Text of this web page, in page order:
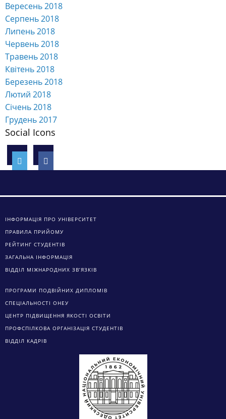
Вересень 2018
Серпень 2018
Липень 2018
Червень 2018
Травень 2018
Квітень 2018
Березень 2018
Лютий 2018
Січень 2018
Грудень 2017
Social Icons
ІНФОРМАЦІЯ ПРО УНІВЕРСИТЕТ
ПРАВИЛА ПРИЙОМУ
РЕЙТИНГ СТУДЕНТІВ
ЗАГАЛЬНА ІНФОРМАЦІЯ
ВІДДІЛ МІЖНАРОДНИХ ЗВ’ЯЗКІВ
ПРОГРАМИ ПОДВІЙНИХ ДИПЛОМІВ
СПЕЦІАЛЬНОСТІ ОНЕУ
ЦЕНТР ПІДВИЩЕННЯ ЯКОСТІ ОСВІТИ
ПРОФСПІЛКОВА ОРГАНІЗАЦІЯ СТУДЕНТІВ
ВІДДІЛ КАДРІВ